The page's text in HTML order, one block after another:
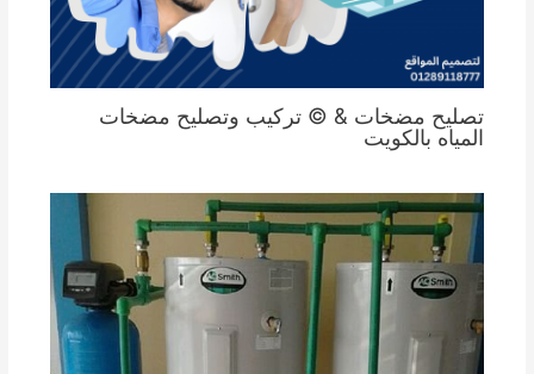
تصليح مضخات & © تركيب وتصليح مضخات
المياه بالكويت